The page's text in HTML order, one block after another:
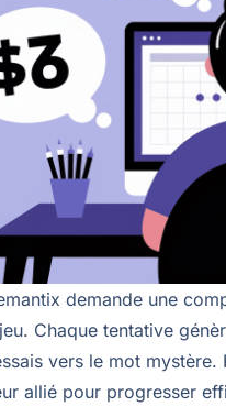
demande une
Chaque tentative
vers le mot mystère.
allié pour progresser